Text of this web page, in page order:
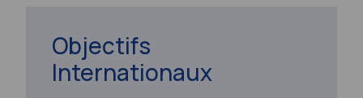
Objectifs
Internationaux